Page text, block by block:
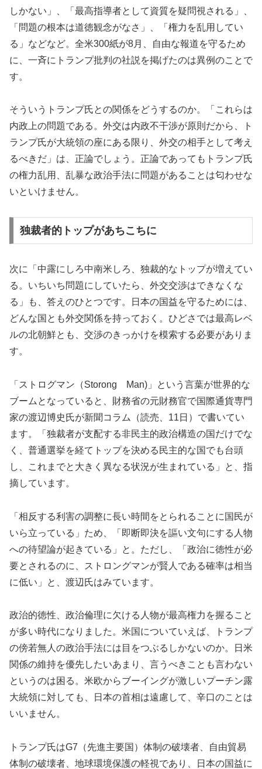
しかない」、「最高指導者として資質を疑問視される」、
「問題の根本は道徳観念がなさ」、「権力を乱用してい
る」などなど。全米300紙が8月、自由な報道を守るため
に、一斉にトランプ批判の社説を掲げたのは異例のことで
す。
そういうトランプ氏との関係をどうするのか。「これらは
内政上の問題である。外交は内政不干渉が原則だから、ト
ランプ氏が大統領の座にある限り、外交の相手として考え
るべきだ」は、正論でしょう。正論であってもトランプ氏
の権力乱用、乱暴な政治手法に問題があることは匂わせな
いといけません。
独裁者的トップがあちこちに
次に「中露にしろ中南米しろ、独裁的なトップが増えてい
る。いちいち問題にしていたら、外交交渉はできなくな
る」も、答えのひとつです。日本の国益を守るためには、
どんな国とも外交関係を持っておく。ひどさでは最高レベ
ルの北朝鮮とも、交渉のきっかけを模索する必要がありま
す。
「ストログマン（Storong Man)」という言葉が世界的な
ブームとなっていると、財務省の元財務官で国際通貨専門
家の渡辺博史氏が新聞コラム（読売、11日）で書いてい
ます。「独裁者が支配する非民主的政治構造の国だけでな
く、普通選挙を経てトップを決める民主的な国でも台頭
し、これまでと大きく異なる状況が生まれている」と、指
摘しています。
「相反する利害の調整に長い時間をとられることに国民が
いら立っている」ため、「即断即決を謳い文句にする人物
への待望論が起きている」と。ただし、「政治に徳性が必
要とされるのに、ストロングマンが賢人である確率は相当
に低い」と、渡辺氏はみています。
政治的徳性、政治倫理に欠ける人物が最高権力を握ること
が多い時代になりました。米国についていえば、トランプ
の傍若無人の政治手法には目をつぶるしかないのか。日米
関係の維持を優先したいあまり、言うべきことも言わない
というのは困る。米欧からブーイングが激しいプーチン露
大統領に対しても、日本の首相は遠慮して、辛口のことは
いいません。
トランプ氏はG7（先進主要国）体制の破壊者、自由貿易
体制の破壊者、地球環境保護の軽視であり、日本の国益に